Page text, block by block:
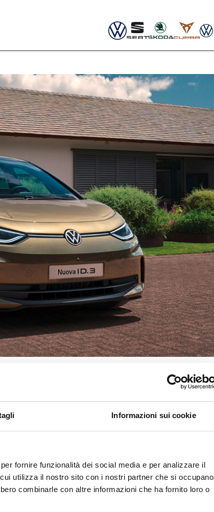
Informazioni sui cookie
fornire funzionalità dei social media e per analizzare il
utilizza il nostro sito con i nostri partner che si occupano
combinarle con altre informazioni che ha fornito loro o
EMAIL*